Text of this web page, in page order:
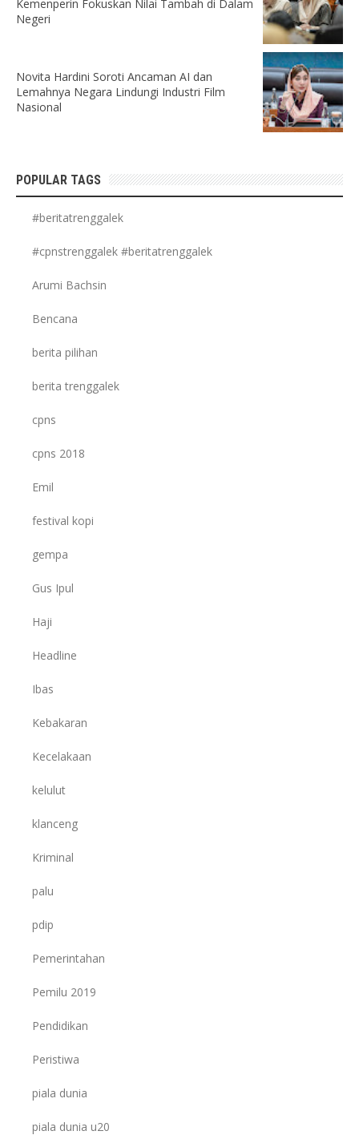
Kemenperin Fokuskan Nilai Tambah di Dalam
Negeri
Novita Hardini Soroti Ancaman AI dan
Lemahnya Negara Lindungi Industri Film
Nasional
POPULAR TAGS
#beritatrenggalek
#cpnstrenggalek #beritatrenggalek
Arumi Bachsin
Bencana
berita pilihan
berita trenggalek
cpns
cpns 2018
Emil
festival kopi
gempa
Gus Ipul
Haji
Headline
Ibas
Kebakaran
Kecelakaan
kelulut
klanceng
Kriminal
palu
pdip
Pemerintahan
Pemilu 2019
Pendidikan
Peristiwa
piala dunia
piala dunia u20